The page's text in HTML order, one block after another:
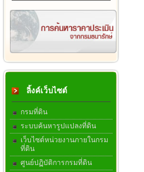
ลิ้งค์เว็บไซต์
กรมที่ดิน
ระบบค้นหารูปแปลงที่ดิน
เว็บไซต์หน่วยงานภายในกรม
ที่ดิน
ศูนย์ปฏิบัติการกรมที่ดิน